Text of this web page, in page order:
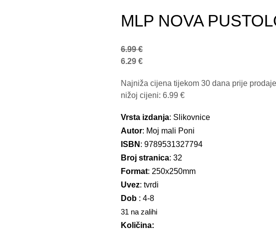
MLP NOVA
6.29 €
6.99€
Najniža cijena tijekom 30 dana prije
nižoj cijeni: 6.99 €
Vrsta izdanja: Slikovnice
Autor: Moj mali Poni
ISBN : 9789531327794
Broj stranica: 32
Format: 250x250mm
Uvez: tvrdi
Dob : 4-8
31 na zalihi
Količina: